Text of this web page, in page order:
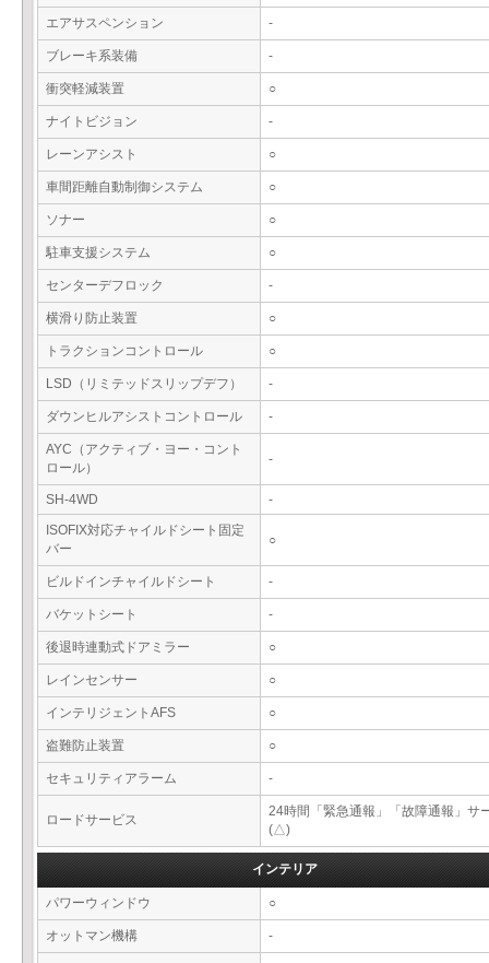
エアサスペンション -
ブレーキ系装備 -
衝突軽減装置 ○
ナイトビジョン -
レーンアシスト ○
車間距離自動制御システム ○
ソナー ○
駐車支援システム ○
センターデフロック -
横滑り防止装置 ○
トラクションコントロール ○
LSD（リミテッドスリップデフ） -
ダウンヒルアシストコントロール -
AYC（アクティブ・ヨー・コント
ロール）
-
SH-4WD
-
ISOFIX対応チャイルドシート固定
バー
○
ビルドインチャイルドシート -
バケットシート -
後退時連動式ドアミラー ○
レインセンサー ○
インテリジェントAFS ○
盗難防止装置 ○
セキュリティアラーム -
ロードサービス
24時間「緊急通報」「故障通報」サ
(△)
インテリア
パワーウィンドウ ○
オットマン機構 -